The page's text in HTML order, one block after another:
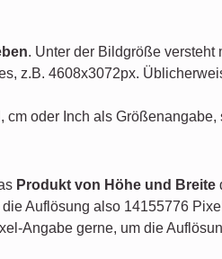
. Unter der Bildgröße versteht
z.B. 4608x3072px.
cm oder Inch als Größenangabe,
Produkt von Höhe und Breite
Auflösung also 14155776
Angabe gerne, um die